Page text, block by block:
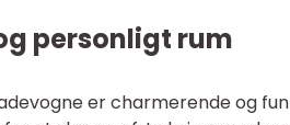
personligt rum
er charmerende og